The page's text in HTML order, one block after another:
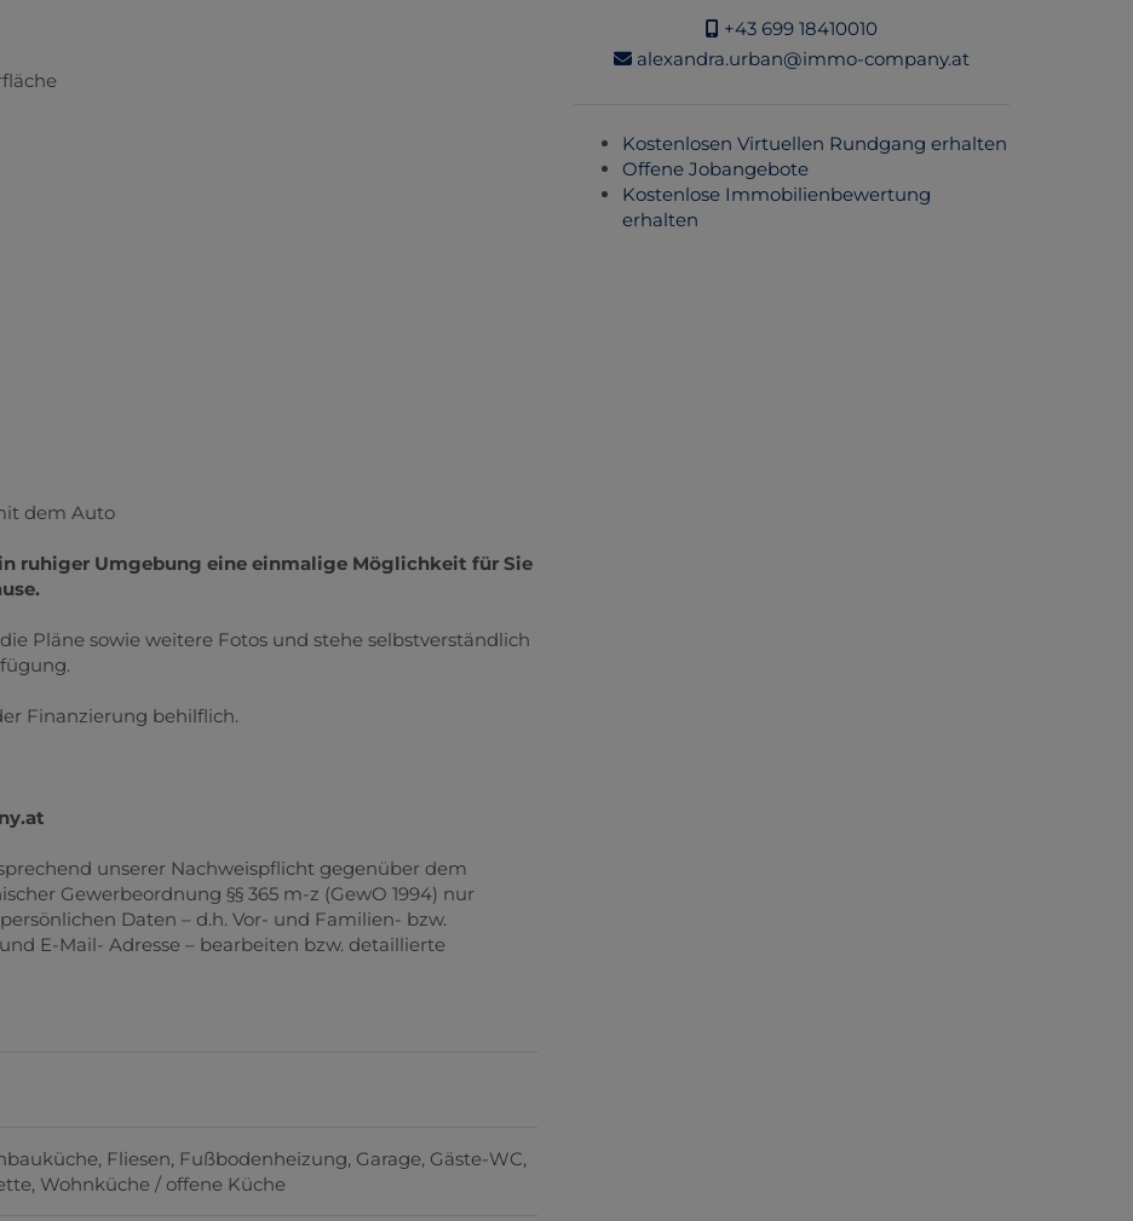
dem Auto
ruhiger Umgebung eine einmalige Möglichkeit für Sie
Pläne sowie weitere Fotos und stehe selbstverständlich
Finanzierung behilflich.
unserer Nachweispflicht gegenüber dem
Gewerbeordnung §§ 365 m-z (GewO 1994) nur
Daten – d.h. Vor- und Familien- bzw.
E-Mail- Adresse – bearbeiten bzw. detaillierte
Fliesen Fußbodenheizung Garage Gäste-WC
Wohnküche / offene Küche
+43 699 18410010
alexandra.urban@immo-company.at
Kostenlosen Virtuellen Rundgang erhalten
Offene Jobangebote
Kostenlose Immobilienbewertung
erhalten